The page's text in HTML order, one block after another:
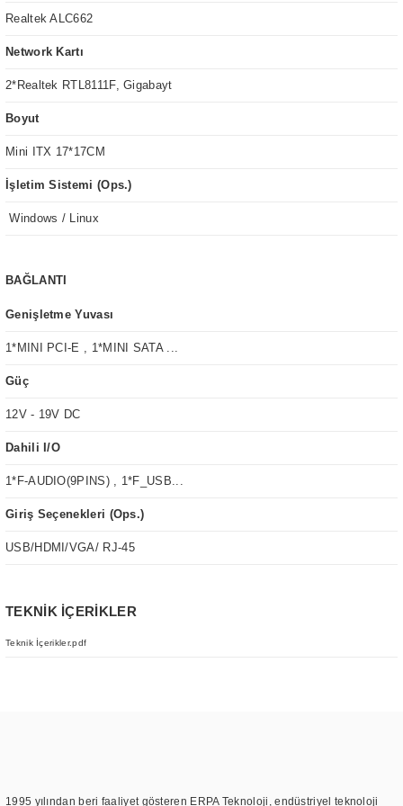
Realtek ALC662
Network Kartı
2*Realtek RTL8111F, Gigabayt
Boyut
Mini ITX 17*17CM
İşletim Sistemi (Ops.)
Windows / Linux
BAĞLANTI
Genişletme Yuvası
1*MINI PCI-E , 1*MINI SATA ...
Güç
12V - 19V DC
Dahili I/O
1*F-AUDIO(9PINS) , 1*F_USB...
Giriş Seçenekleri (Ops.)
USB/HDMI/VGA/ RJ-45
TEKNİK İÇERİKLER
Teknik İçerikler.pdf
1995 yılından beri faaliyet gösteren ERPA Teknoloji, endüstriyel teknoloji